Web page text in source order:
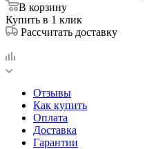
В корзину
Купить в 1 клик
Рассчитать доставку
Отзывы
Как купить
Оплата
Доставка
Гарантии